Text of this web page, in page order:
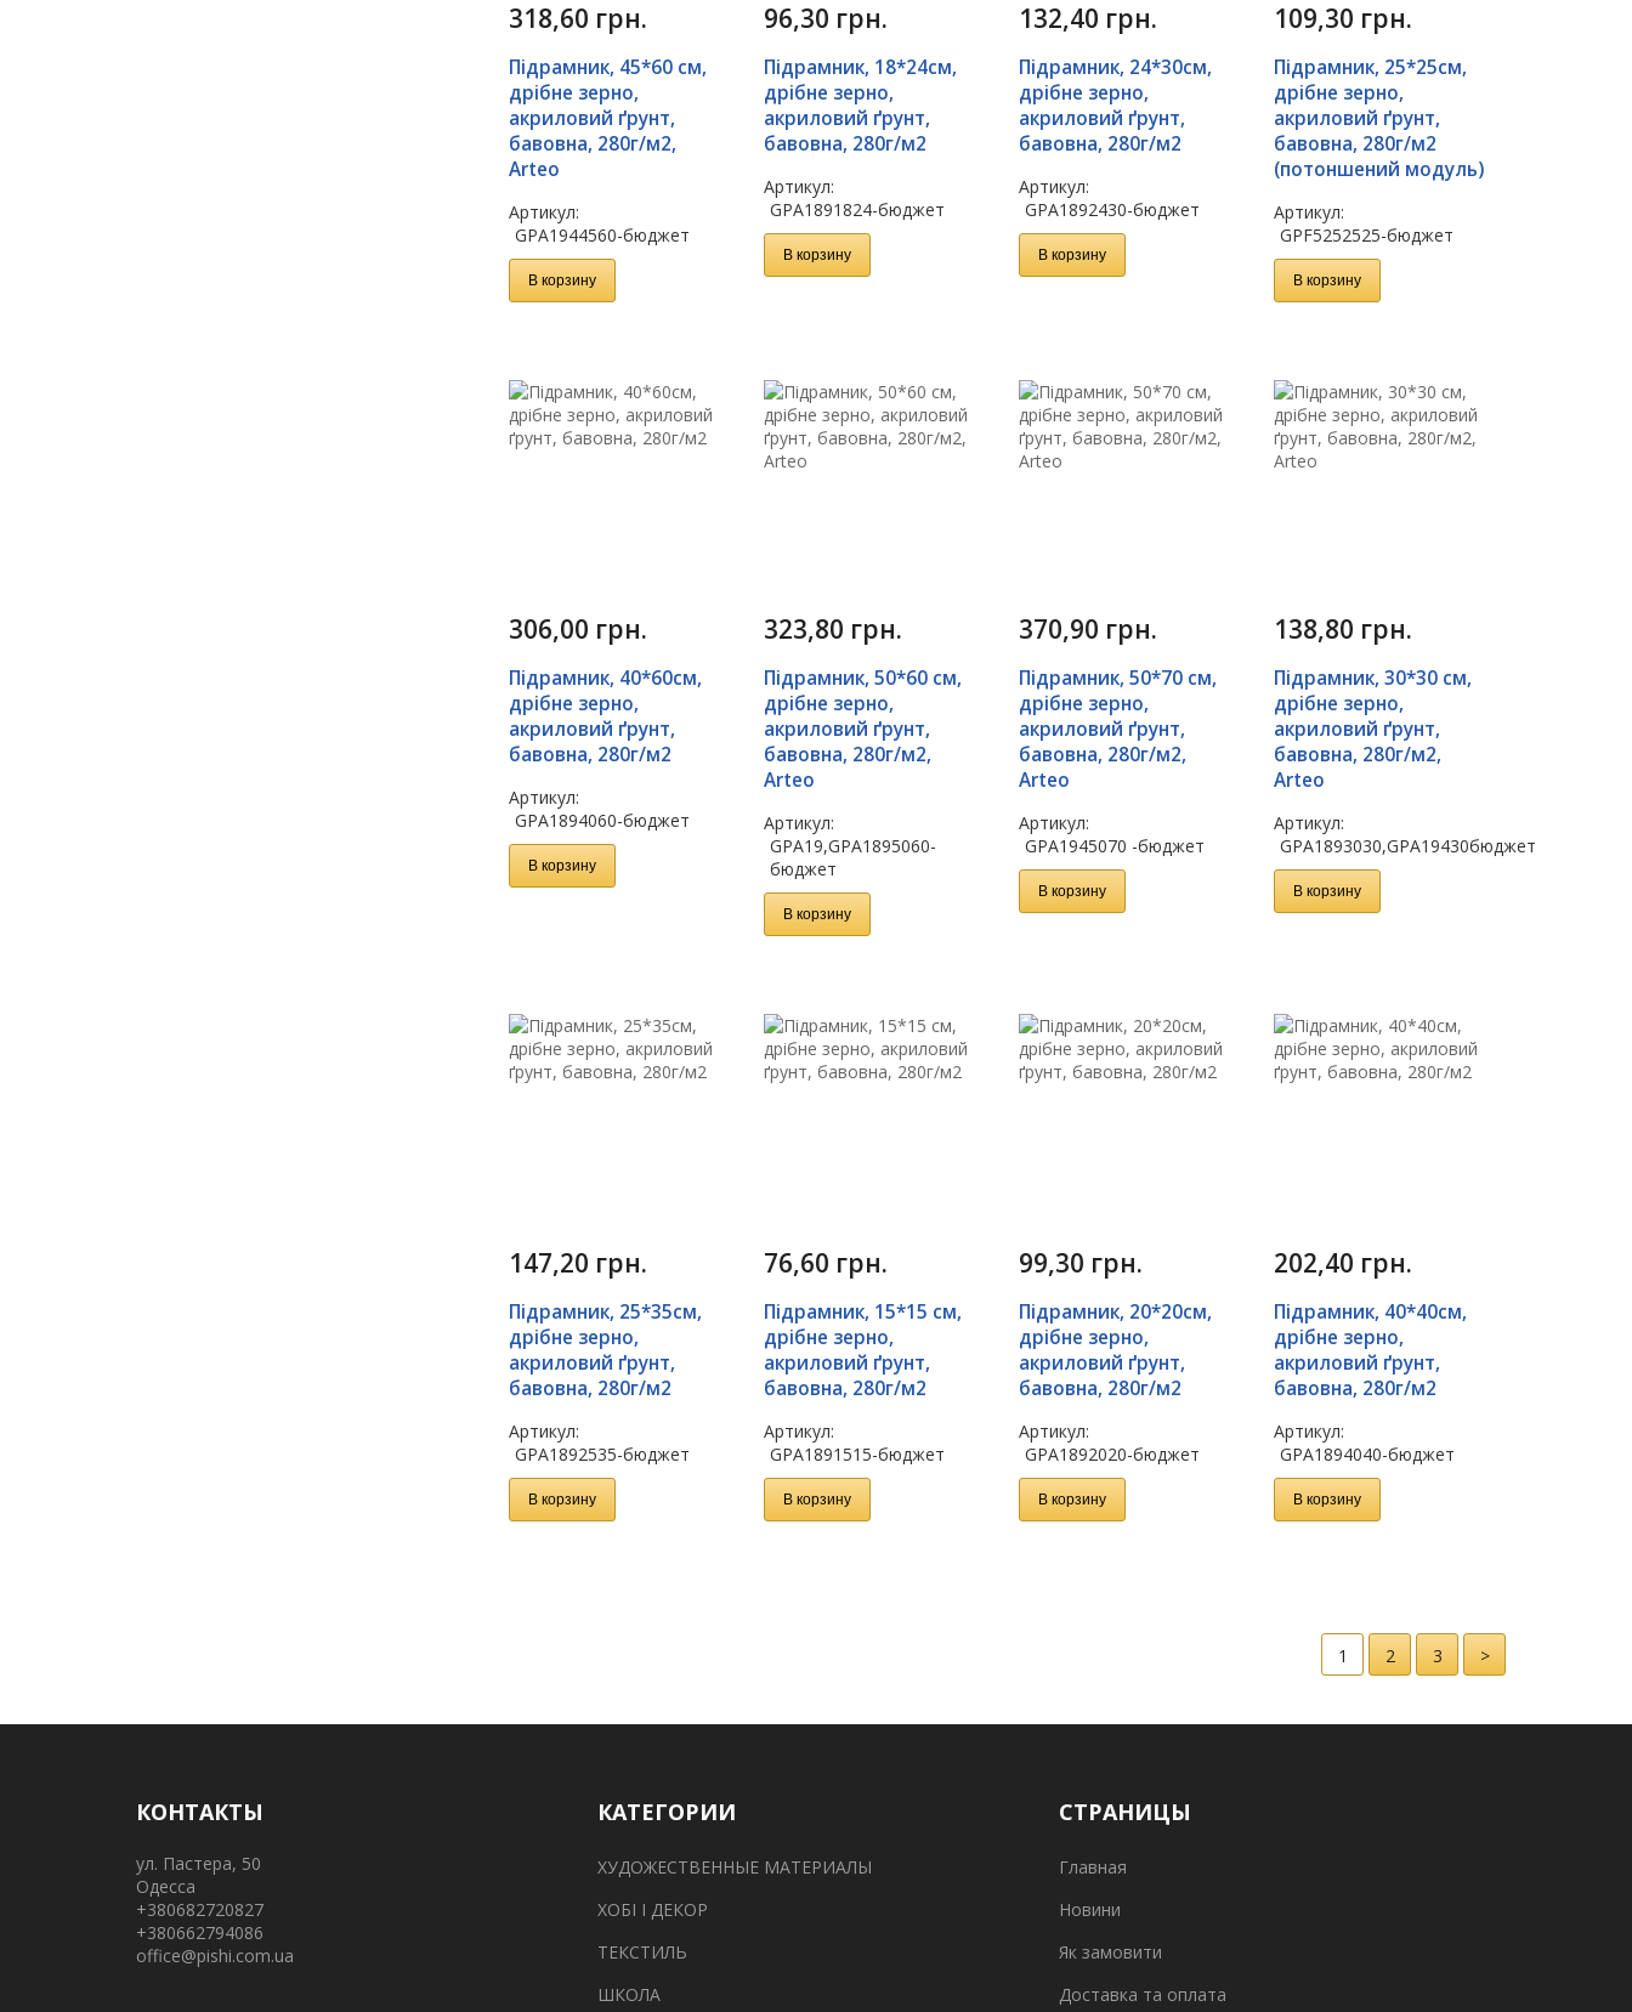
318,60 грн.
Підрамник, 45*60 см,
дрібне зерно,
акриловий ґрунт,
бавовна, 280г/м2,
Arteo
Артикул:
GPA1944560-бюджет
В корзину
96,30 грн.
Підрамник, 18*24см,
дрібне зерно,
акриловий ґрунт,
бавовна, 280г/м2
Артикул:
GPA1891824-бюджет
В корзину
132,40 грн.
Підрамник, 24*30см,
дрібне зерно,
акриловий ґрунт,
бавовна, 280г/м2
Артикул:
GPA1892430-бюджет
В корзину
109,30 грн.
Підрамник, 25*25см,
дрібне зерно,
акриловий ґрунт,
бавовна, 280г/м2
(потоншений модуль)
Артикул:
GPF5252525-бюджет
В корзину
306,00 грн.
Підрамник, 40*60см,
дрібне зерно,
акриловий ґрунт,
бавовна, 280г/м2
Артикул:
GPA1894060-бюджет
В корзину
323,80 грн.
Підрамник, 50*60 см,
дрібне зерно,
акриловий ґрунт,
бавовна, 280г/м2,
Arteo
Артикул:
GPA19,GPA1895060-
бюджет
В корзину
370,90 грн.
Підрамник, 50*70 см,
дрібне зерно,
акриловий ґрунт,
бавовна, 280г/м2,
Arteo
Артикул:
GPA1945070 -бюджет
В корзину
138,80 грн.
Підрамник, 30*30 см,
дрібне зерно,
акриловий ґрунт,
бавовна, 280г/м2,
Arteo
Артикул:
GPA1893030,GPA19430бюджет
В корзину
147,20 грн.
Підрамник, 25*35см,
дрібне зерно,
акриловий ґрунт,
бавовна, 280г/м2
Артикул:
GPA1892535-бюджет
В корзину
76,60 грн.
Підрамник, 15*15 см,
дрібне зерно,
акриловий ґрунт,
бавовна, 280г/м2
Артикул:
GPA1891515-бюджет
В корзину
99,30 грн.
Підрамник, 20*20см,
дрібне зерно,
акриловий ґрунт,
бавовна, 280г/м2
Артикул:
GPA1892020-бюджет
В корзину
202,40 грн.
Підрамник, 40*40см,
дрібне зерно,
акриловий ґрунт,
бавовна, 280г/м2
Артикул:
GPA1894040-бюджет
В корзину
1 2 3 >
КОНТАКТЫ
ул. Пастера, 50
Одесса
+380682720827
+380662794086
office@pishi.com.ua
КАТЕГОРИИ
ХУДОЖЕСТВЕННЫЕ МАТЕРИАЛЫ
ХОБІ І ДЕКОР
ТЕКСТИЛЬ
ШКОЛА
СТРАНИЦЫ
Главная
Новини
Як замовити
Доставка та оплата